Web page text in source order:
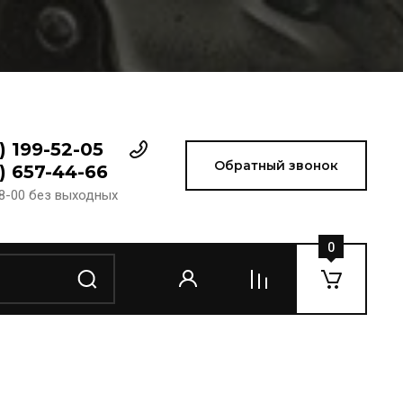
199-52-05
657-44-66
00 без выходных
Обратный звонок
0